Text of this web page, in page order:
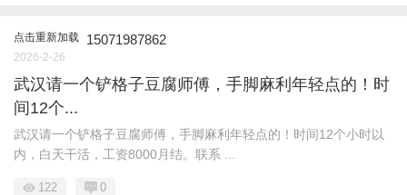
点击重新加载 15071987862
2026-2-26
武汉请一个铲格子豆腐师傅，手脚麻利年轻点的！时
间12个...
武汉请一个铲格子豆腐师傅，手脚麻利年轻点的！时间12个小时以
内，白天干活，工资8000月结。联系 ...
122 0